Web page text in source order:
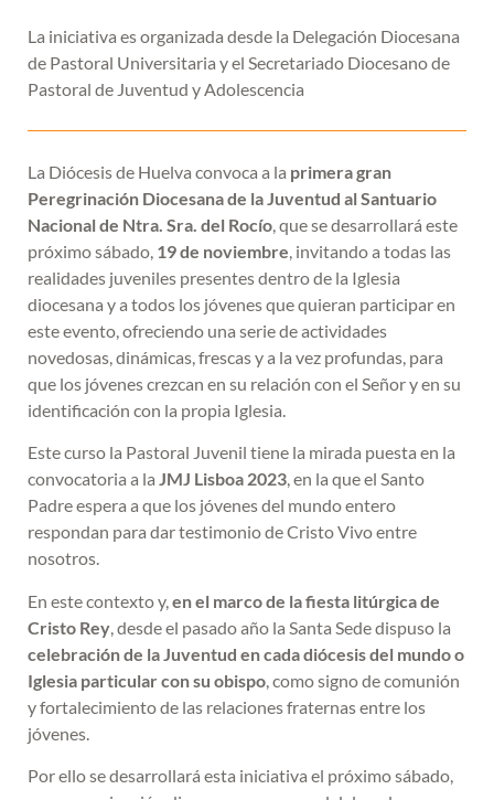
La iniciativa es organizada desde la Delegación Diocesana
de Pastoral Universitaria y el Secretariado Diocesano de
Pastoral de Juventud y Adolescencia
La Diócesis de Huelva convoca a la primera gran
Peregrinación Diocesana de la Juventud al Santuario
Nacional de Ntra. Sra. del Rocío, que se desarrollará este
próximo sábado, 19 de noviembre, invitando a todas las
realidades juveniles presentes dentro de la Iglesia
diocesana y a todos los jóvenes que quieran participar en
este evento, ofreciendo una serie de actividades
novedosas, dinámicas, frescas y a la vez profundas, para
que los jóvenes crezcan en su relación con el Señor y en su
identificación con la propia Iglesia.
Este curso la Pastoral Juvenil tiene la mirada puesta en la
convocatoria a la JMJ Lisboa 2023, en la que el Santo
Padre espera a que los jóvenes del mundo entero
respondan para dar testimonio de Cristo Vivo entre
nosotros.
En este contexto y, en el marco de la fiesta litúrgica de
Cristo Rey , desde el pasado año la Santa Sede dispuso la
celebración de la Juventud en cada diócesis del mundo o
Iglesia particular con su obispo , como signo de comunión
y fortalecimiento de las relaciones fraternas entre los
jóvenes.
Por ello se desarrollará esta iniciativa el próximo sábado,